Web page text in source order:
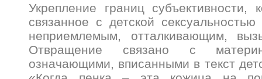
Укрепление границ субъективности,
связанное с детской
неприемлемым, отталкивающим,
Отвращение связано с
означающими, вписанными в текст